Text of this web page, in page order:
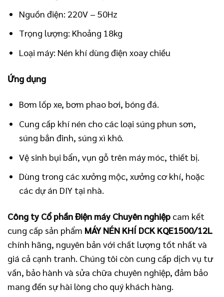
Nguồn điện: 220V – 50Hz
Trọng lượng: Khoảng 18kg
Loại máy: Nén khí dùng điện xoay chiều
Ứng dụng
Bơm lốp xe, bơm phao bơi, bóng đá.
Cung cấp khí nén cho các loại súng phun sơn,
súng bắn đinh, súng xì khô.
Vệ sinh bụi bẩn, vụn gỗ trên máy móc, thiết bị.
Dùng trong các xưởng mộc, xưởng cơ khí, hoặc
các dự án DIY tại nhà.
Công ty Cổ phần Điện máy Chuyên nghiệp cam kết
cung cấp sản phẩm MÁY NÉN KHÍ DCK KQE1500/12L
chính hãng, nguyên bản với chất lượng tốt nhất và
giá cả cạnh tranh. Chúng tôi còn cung cấp dịch vụ tư
vấn, bảo hành và sửa chữa chuyên nghiệp, đảm bảo
mang đến sự hài lòng cho quý khách hàng.